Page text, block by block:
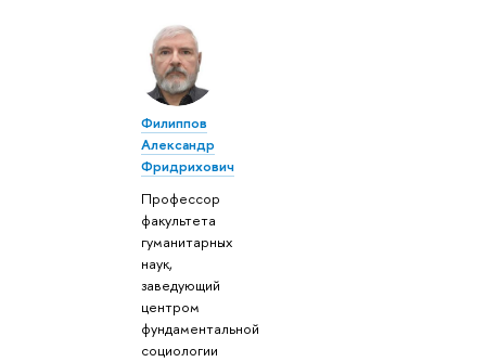
Филиппов
Александр
Фридрихович
Профессор
факультета
гуманитарных
наук,
заведующий
центром
фундаментальной
социологии